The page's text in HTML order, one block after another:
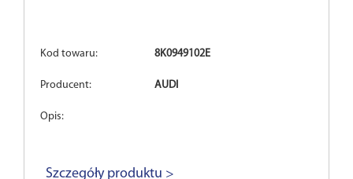
Kod towaru: 8K0949102E
Producent: AUDI
Opis:
Szczegóły produktu >